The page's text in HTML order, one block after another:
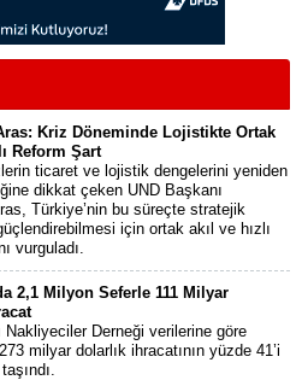
Kriz Döneminde Lojistikte Ortak
Reform Şart
ticaret ve lojistik dengelerini yeniden
dikkat çeken UND Başkanı
Türkiye’nin bu süreçte stratejik
için ortak akıl ve hızlı
vurguladı.
2,1 Milyon Seferle 111 Milyar
Nakliyeciler Derneği verilerine göre
milyar dolarlık ihracatının yüzde 41’i